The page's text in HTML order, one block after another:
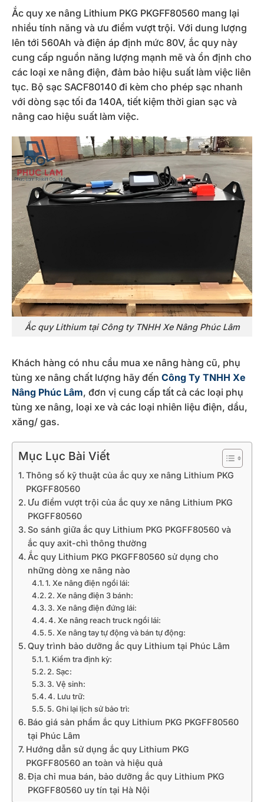
Ắc quy xe nâng Lithium PKG PKGFF80560 mang lại
nhiều tính năng và ưu điểm vượt trội. Với dung lượng
lên tới 560Ah và điện áp định mức 80V, ắc quy này
cung cấp nguồn năng lượng mạnh mẽ và ổn định cho
các loại xe nâng điện, đảm bảo hiệu suất làm việc liên
tục. Bộ sạc SACF80140 đi kèm cho phép sạc nhanh
với dòng sạc tối đa 140A, tiết kiệm thời gian sạc và
nâng cao hiệu suất làm việc.
Ắc quy Lithium tại Công ty TNHH Xe Nâng Phúc Lâm
Khách hàng có nhu cầu mua xe nâng hàng cũ, phụ
tùng xe nâng chất lượng hãy đến Công Ty TNHH Xe
Nâng Phúc Lâm, đơn vị cung cấp tất cả các loại phụ
tùng xe nâng, loại xe và các loại nhiên liệu điện, dầu,
xăng/ gas.
Mục Lục Bài Viết
Thông số kỹ thuật của ắc quy xe nâng Lithium PKG
PKGFF80560
Ưu điểm vượt trội của ắc quy xe nâng Lithium PKG
PKGFF80560
So sánh giữa ắc quy Lithium PKG PKGFF80560 và
ắc quy axit-chì thông thường
Ắc quy Lithium PKG PKGFF80560 sử dụng cho
những dòng xe nâng nào
1. Xe nâng điện ngồi lái:
2. Xe nâng điện 3 bánh:
3. Xe nâng điện đứng lái:
4. Xe nâng reach truck ngồi lái:
5. Xe nâng tay tự động và bán tự động:
Quy trình bảo dưỡng ắc quy Lithium tại Phúc Lâm
1. Kiểm tra định kỳ:
2. Sạc:
3. Vệ sinh:
4. Lưu trữ:
5. Ghi lại lịch sử bảo trì:
Báo giá sản phẩm ắc quy Lithium PKG PKGFF80560
tại Phúc Lâm
Hướng dẫn sử dụng ắc quy Lithium PKG
PKGFF80560 an toàn và hiệu quả
Địa chỉ mua bán, bảo dưỡng ắc quy Lithium PKG
PKGFF80560 uy tín tại Hà Nội